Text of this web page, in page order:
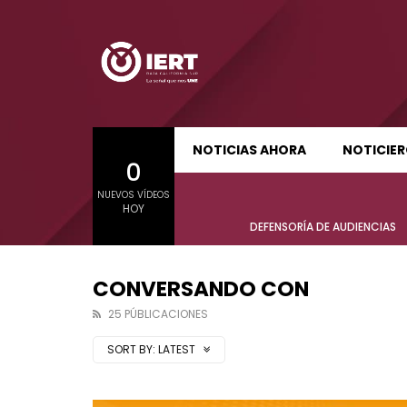
0
NUEVOS VÍDEOS
HOY
NOTICIAS AHORA
SUDCALIFORNIA HOY EDICIÓN MATUTINA
Sudcalifornia Hoy edición matutina
DEFENSORÍA DE AUDIENCIAS
01:21:47
Sudcalifornia Hoy edición matutina
CONVERSANDO CON
25 PÚBLICACIONES
SORT BY: LATEST